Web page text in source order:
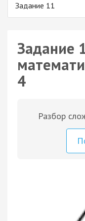
Задание 11
Задание
4
Разбор